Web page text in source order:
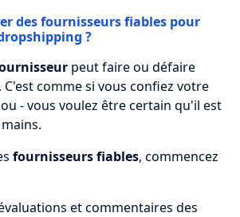
des fournisseurs fiables pour
?
peut faire ou défaire
comme si vous confiez votre
- vous voulez être certain qu'il est
fournisseurs fiables, commencez
et commentaires des